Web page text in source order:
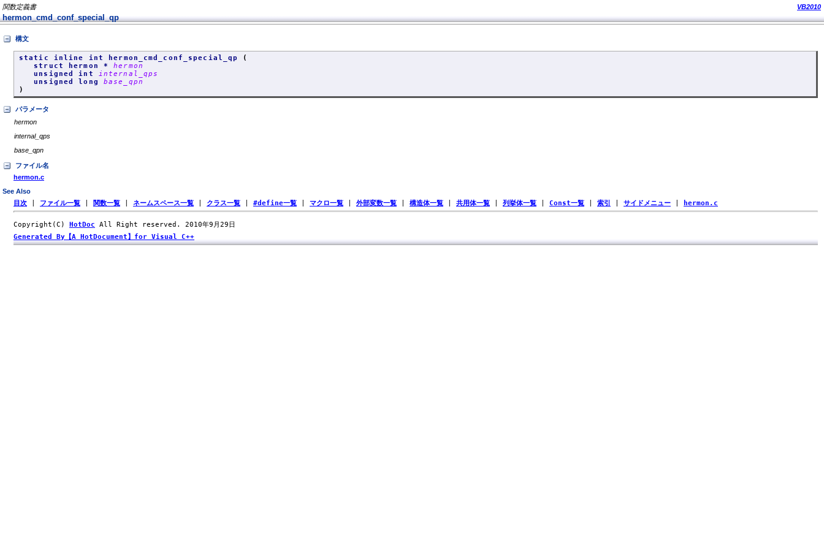
関数定義書 VB2010
hermon_cmd_conf_special_qp
構文
static inline int hermon_cmd_conf_special_qp
(
struct hermon *hermon
unsigned int internal_qps
unsigned long base_qpn
)
パラメータ
hermon
internal_qps
base_qpn
ファイル名
hermon.c
See Also
目次 ファイル一覧 関数一覧 ネームスペース一覧 クラス一覧 #define一覧 マクロ一覧 外部変数一覧 構造体一覧 共用体一覧 列挙体一覧 Const一覧 索引 サイドメニュー hermon.c
Copyright(C) HotDoc All Right reserved. 2010年9月29日
Generated By【A HotDocument】for Visual C++